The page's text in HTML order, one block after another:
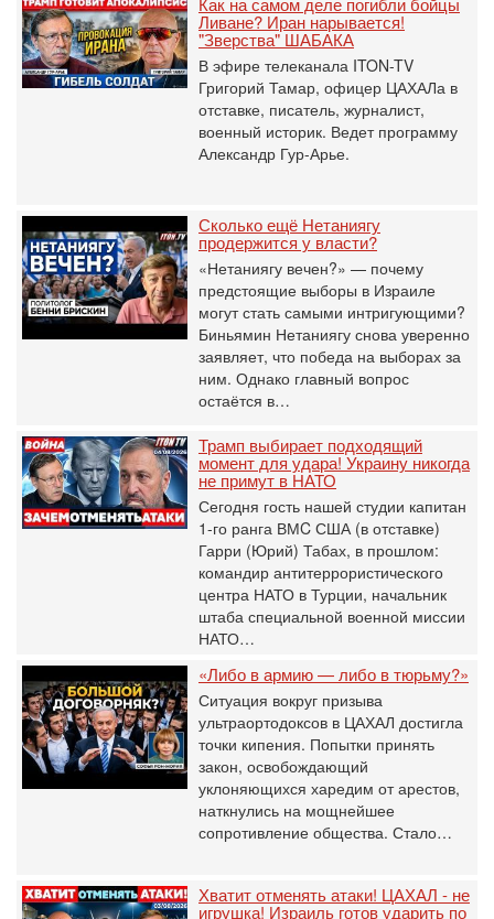
Ливане? Иран нарывается!
"Зверства" ШАБАКА
В эфире телеканала ITON-TV
Григорий Тамар, офицер ЦАХАЛа в
отставке, писатель, журналист,
военный историк. Ведет программу
Александр Гур-Арье.
Сколько ещё Нетаниягу
продержится у власти?
«Нетаниягу вечен?» — почему
предстоящие выборы в Израиле
могут стать самыми интригующими?
Биньямин Нетаниягу снова уверенно
заявляет, что победа на выборах за
ним. Однако главный вопрос
остаётся в…
Трамп выбирает подходящий
момент для удара! Украину никогда
не примут в НАТО
Сегодня гость нашей студии капитан
1-го ранга ВМC США (в отставке)
Гарри (Юрий) Табах, в прошлом:
командир антитеррористического
центра НАТО в Турции, начальник
штаба специальной военной миссии
НАТО…
«Либо в армию — либо в тюрьму?»
Ситуация вокруг призыва
ультраортодоксов в ЦАХАЛ достигла
точки кипения. Попытки принять
закон, освобождающий
уклоняющихся харедим от арестов,
наткнулись на мощнейшее
сопротивление общества. Стало…
Хватит отменять атаки! ЦАХАЛ - не
игрушка! Израиль готов ударить по